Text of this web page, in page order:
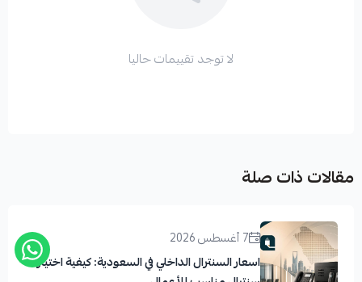
لا توجد تقييمات حاليا
مقالات ذات صلة
7 أغسطس 2026
اسعار السنترال الداخلي في السعودية: كيفية اختيار